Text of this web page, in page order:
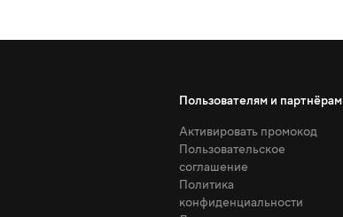
Пользователям и партнёрам
Активировать промокод
Пользовательское
соглашение
Политика
конфиденциальности